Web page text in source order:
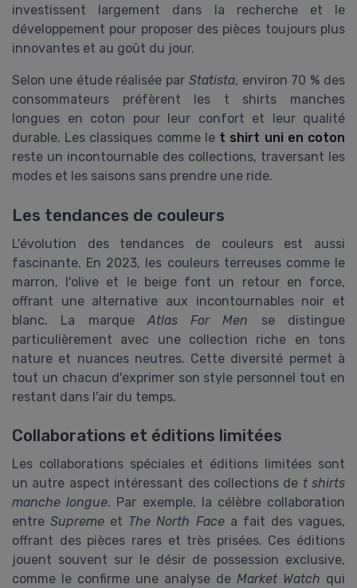
investissent largement dans la recherche et le
développement pour proposer des pièces toujours plus
innovantes et au goût du jour.
Selon une étude réalisée par Statista, environ 70 % des
consommateurs préfèrent les t shirts manches
longues en coton pour leur confort et leur qualité
durable. Les classiques comme le t shirt uni en coton
reste un incontournable des collections, traversant les
modes et les saisons sans prendre une ride.
Les tendances de couleurs
L'évolution des tendances de couleurs est aussi
fascinante. En 2023, les couleurs terreuses comme le
marron, l'olive et le beige font un retour en force,
offrant une alternative aux incontournables noir et
blanc. La marque Atlas For Men se distingue
particulièrement avec une collection riche en tons
nature et nuances neutres. Cette diversité permet à
tout un chacun d'exprimer son style personnel tout en
restant dans l'air du temps.
Collaborations et éditions limitées
Les collaborations spéciales et éditions limitées sont
un autre aspect intéressant des collections de t shirts
manche longue. Par exemple, la célèbre collaboration
entreSupreme et The North Facea fait des vagues,
offrant des pièces rares et très prisées. Ces éditions
jouent souvent sur le désir de possession exclusive,
comme le confirme une analyse de Market Watch qui